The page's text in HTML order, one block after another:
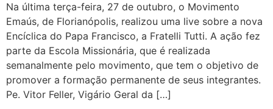
Na última terça-feira, 27 de outubro, o Movimento
Emaús, de Florianópolis, realizou uma live sobre a nova
Encíclica do Papa Francisco, a Fratelli Tutti. A ação fez
parte da Escola Missionária, que é realizada
semanalmente pelo movimento, que tem o objetivo de
promover a formação permanente de seus integrantes.
Pe. Vitor Feller, Vigário Geral da […]